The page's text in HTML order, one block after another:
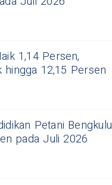
1,14 Persen,
hingga 12,15 Persen
Petani Bengkulu
pada Juli 2026